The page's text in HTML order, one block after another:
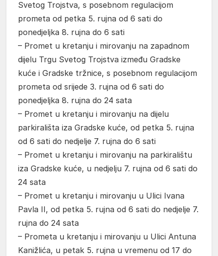
Svetog Trojstva, s posebnom regulacijom
prometa od petka 5. rujna od 6 sati do
ponedjeljka 8. rujna do 6 sati
– Promet u kretanju i mirovanju na zapadnom
dijelu Trgu Svetog Trojstva između Gradske
kuće i Gradske tržnice, s posebnom regulacijom
prometa od srijede 3. rujna od 6 sati do
ponedjeljka 8. rujna do 24 sata
– Promet u kretanju i mirovanju na dijelu
parkirališta iza Gradske kuće, od petka 5. rujna
od 6 sati do nedjelje 7. rujna do 6 sati
– Promet u kretanju i mirovanju na parkiralištu
iza Gradske kuće, u nedjelju 7. rujna od 6 sati do
24 sata
– Promet u kretanju i mirovanju u Ulici Ivana
Pavla II, od petka 5. rujna od 6 sati do nedjelje 7.
rujna do 24 sata
– Prometa u kretanju i mirovanju u Ulici Antuna
Kanižlića, u petak 5. rujna u vremenu od 17 do